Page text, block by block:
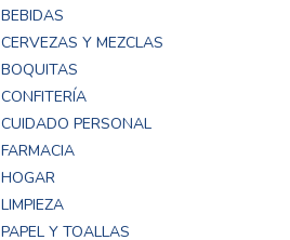
BEBIDAS
CERVEZAS Y MEZCLAS
BOQUITAS
CONFITERÍA
CUIDADO PERSONAL
FARMACIA
HOGAR
LIMPIEZA
PAPEL Y TOALLAS